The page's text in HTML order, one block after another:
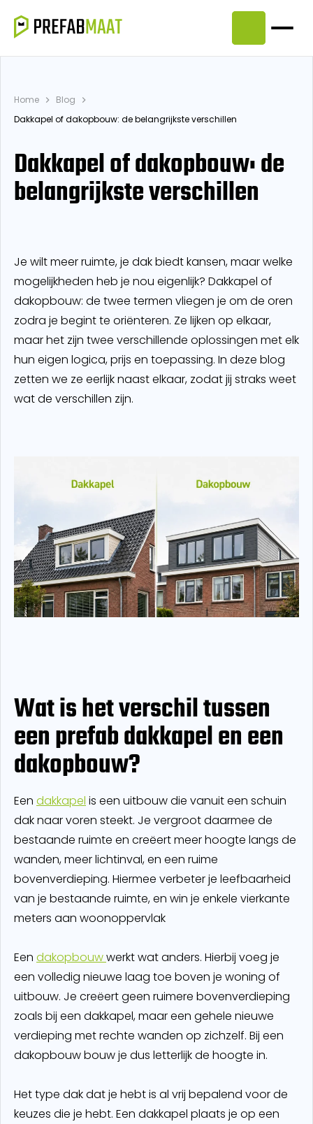
Home
Blog
Dakkapel of dakopbouw: de belangrijkste verschillen
Dakkapel of dakopbouw: de
belangrijkste verschillen
Je wilt meer ruimte, je dak biedt kansen, maar welke
mogelijkheden heb je nou eigenlijk? Dakkapel of
dakopbouw: de twee termen vliegen je om de oren
zodra je begint te oriënteren. Ze lijken op elkaar,
maar het zijn twee verschillende oplossingen met elk
hun eigen logica, prijs en toepassing. In deze blog
zetten we ze eerlijk naast elkaar, zodat jij straks weet
wat de verschillen zijn.
Wat is het verschil tussen
een prefab dakkapel en een
dakopbouw?
Een dakkapel is een uitbouw die vanuit een schuin
dak naar voren steekt. Je vergroot daarmee de
bestaande ruimte en creëert meer hoogte langs de
wanden, meer lichtinval, en een ruime
bovenverdieping. Hiermee verbeter je leefbaarheid
van je bestaande ruimte, en win je enkele vierkante
meters aan woonoppervlak
Een dakopbouwwerkt wat anders. Hierbij voeg je
een volledig nieuwe laag toe boven je woning of
uitbouw. Je creëert geen ruimere bovenverdieping
zoals bij een dakkapel, maar een gehele nieuwe
verdieping met rechte wanden op zichzelf. Bij een
dakopbouw bouw je dus letterlijk de hoogte in.
Het type dak dat je hebt is al vrij bepalend voor de
keuzes die je hebt. Een dakkapel plaats je op een